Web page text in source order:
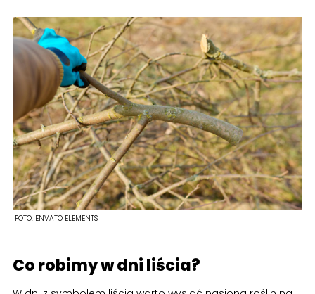
FOTO: ENVATO ELEMENTS
Co robimy w dni liścia?